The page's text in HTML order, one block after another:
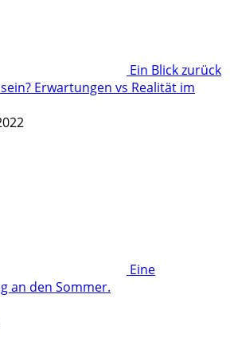
Ein Blick zurück
Erwartungen vs Realität im
Eine
an den Sommer.